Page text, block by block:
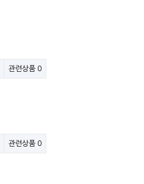
관련상품 0
관련상품 0